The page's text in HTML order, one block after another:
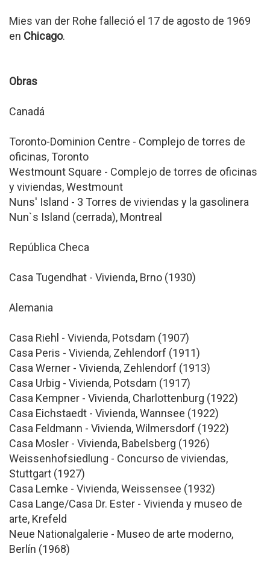
Mies van der Rohe falleció el 17 de agosto de 1969
en Chicago.
Obras
Canadá
Toronto-Dominion Centre - Complejo de torres de
oficinas, Toronto
Westmount Square - Complejo de torres de oficinas
y viviendas, Westmount
Nuns' Island - 3 Torres de viviendas y la gasolinera
Nun`s Island (cerrada), Montreal
República Checa
Casa Tugendhat - Vivienda, Brno (1930)
Alemania
Casa Riehl - Vivienda, Potsdam (1907)
Casa Peris - Vivienda, Zehlendorf (1911)
Casa Werner - Vivienda, Zehlendorf (1913)
Casa Urbig - Vivienda, Potsdam (1917)
Casa Kempner - Vivienda, Charlottenburg (1922)
Casa Eichstaedt - Vivienda, Wannsee (1922)
Casa Feldmann - Vivienda, Wilmersdorf (1922)
Casa Mosler - Vivienda, Babelsberg (1926)
Weissenhofsiedlung - Concurso de viviendas,
Stuttgart (1927)
Casa Lemke - Vivienda, Weissensee (1932)
Casa Lange/Casa Dr. Ester - Vivienda y museo de
arte, Krefeld
Neue Nationalgalerie - Museo de arte moderno,
Berlín (1968)